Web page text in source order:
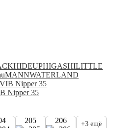
HIDEUPHIGASHILITTLE
WATERLAND
Nipper 35
205 206 +3 ещё